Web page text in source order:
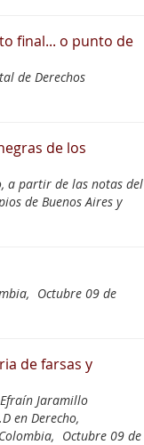
final... o punto de
de Derechos
de los
a partir de las notas del
de Buenos Aires y
Octubre 09 de
de farsas y
Jaramillo
en Derecho,
Colombia, Octubre 09 de